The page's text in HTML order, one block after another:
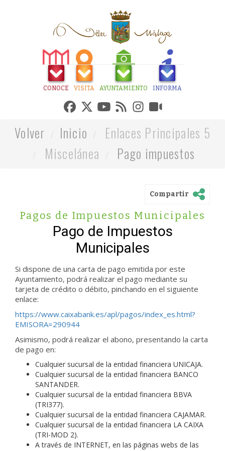
CONOCE VISITA AYUNTAMIENTO INFORMA
Volver Inicio
Enlaces Principales 5
Miscelánea
Pago impuestos
Compartir
Pagos de Impuestos Municipales
Pago de Impuestos
Municipales
Si dispone de una carta de pago emitida por este
Ayuntamiento, podrá realizar el pago mediante su
tarjeta de crédito o débito, pinchando en el siguiente
enlace:
https://www.caixabank.es/apl/pagos/index_es.html?
EMISORA=290944
Asimismo, podrá realizar el abono, presentando la carta
de pago en:
Cualquier sucursal de la entidad financiera UNICAJA.
Cualquier sucursal de la entidad financiera BANCO
SANTANDER.
Cualquier sucursal de la entidad financiera BBVA
(TRI377).
Cualquier sucursal de la entidad financiera CAJAMAR.
Cualquier sucursal de la entidad financiera LA CAIXA
(TRI-MOD 2).
A través de INTERNET, en las páginas webs de las